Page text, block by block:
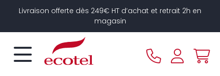
Livraison offerte dès 249€ HT d’achat et retrait 2h en
magasin
Panneau de gestion des cookies